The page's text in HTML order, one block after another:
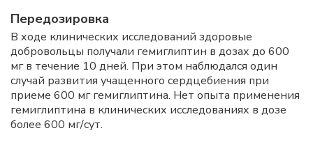
Передозировка
В ходе клинических исследований здоровые
добровольцы получали гемиглиптин в дозах до 600
мг в течение 10 дней. При этом наблюдался один
случай развития учащенного сердцебиения при
приеме 600 мг гемиглиптина. Нет опыта применения
гемиглиптина в клинических исследованиях в дозе
более 600 мг/сут.